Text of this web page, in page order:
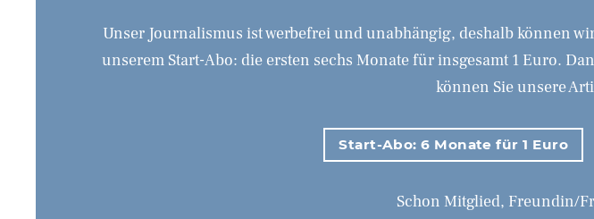
Unser Journalismus ist werbefrei und unabhängig, deshalb können
unserem Start-Abo: die ersten sechs Monate für insgesamt 1 Euro.
können Sie unsere
Start-Abo: 6 Monate für 1 Euro
Schon Mitglied, Freundin/